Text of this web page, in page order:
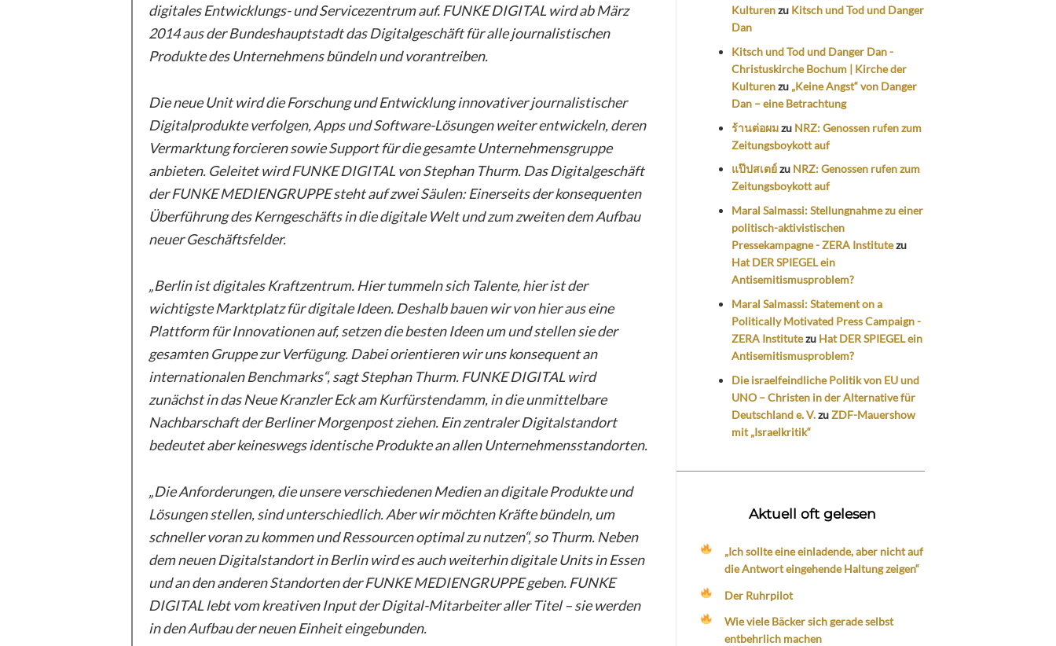
digitales Entwicklungs- und Servicezentrum auf. FUNKE DIGITAL wird ab März
2014 aus der Bundeshauptstadt das Digitalgeschäft für alle journalistischen
Produkte des Unternehmens bündeln und vorantreiben.
Die neue Unit wird die Forschung und Entwicklung innovativer journalistischer
Digitalprodukte verfolgen, Apps und Software-Lösungen weiter entwickeln, deren
Vermarktung forcieren sowie Support für die gesamte Unternehmensgruppe
anbieten. Geleitet wird FUNKE DIGITAL von Stephan Thurm. Das Digitalgeschäft
der FUNKE MEDIENGRUPPE steht auf zwei Säulen: Einerseits der konsequenten
Überführung des Kerngeschäfts in die digitale Welt und zum zweiten dem Aufbau
neuer Geschäftsfelder.
„Berlin ist digitales Kraftzentrum. Hier tummeln sich Talente, hier ist der
wichtigste Marktplatz für digitale Ideen. Deshalb bauen wir von hier aus eine
Plattform für Innovationen auf, setzen die besten Ideen um und stellen sie der
gesamten Gruppe zur Verfügung. Dabei orientieren wir uns konsequent an
internationalen Benchmarks“, sagt Stephan Thurm. FUNKE DIGITAL wird
zunächst in das Neue Kranzler Eck am Kurfürstendamm, in die unmittelbare
Nachbarschaft der Berliner Morgenpost ziehen. Ein zentraler Digitalstandort
bedeutet aber keineswegs identische Produkte an allen Unternehmensstandorten.
„Die Anforderungen, die unsere verschiedenen Medien an digitale Produkte und
Lösungen stellen, sind unterschiedlich. Aber wir möchten Kräfte bündeln, um
schneller voran zu kommen und Ressourcen optimal zu nutzen“, so Thurm. Neben
dem neuen Digitalstandort in Berlin wird es auch weiterhin digitale Units in Essen
und an den anderen Standorten der FUNKE MEDIENGRUPPE geben. FUNKE
DIGITAL lebt vom kreativen Input der Digital-Mitarbeiter aller Titel – sie werden
in den Aufbau der neuen Einheit eingebunden.
Kulturenzu Kitsch und Tod und Danger
Dan
Kitsch und Tod und Danger Dan -
Christuskirche Bochum | Kirche der
Kulturenzu „Keine Angst“ von Danger
Dan – eine Betrachtung
ร้านต่อผมzu NRZ: Genossen rufen zum
Zeitungsboykott auf
แป๊ปสเตย์zu NRZ: Genossen rufen zum
Zeitungsboykott auf
Maral Salmassi: Stellungnahme zu einer
politisch-aktivistischen
Pressekampagne - ZERA Institutezu
Hat DER SPIEGEL ein
Antisemitismusproblem?
Maral Salmassi: Statement on a
Politically Motivated Press Campaign -
ZERA Institutezu Hat DER SPIEGEL ein
Antisemitismusproblem?
Die israelfeindliche Politik von EU und
UNO – Christen in der Alternative für
Deutschland e. V.zuZDF-Mauershow
mit „Israelkritik“
Aktuell oft gelesen
„Ich sollte eine einladende, aber nicht auf
die Antwort eingehende Haltung zeigen“
Der Ruhrpilot
Wie viele Bäcker sich gerade selbst
entbehrlich machen